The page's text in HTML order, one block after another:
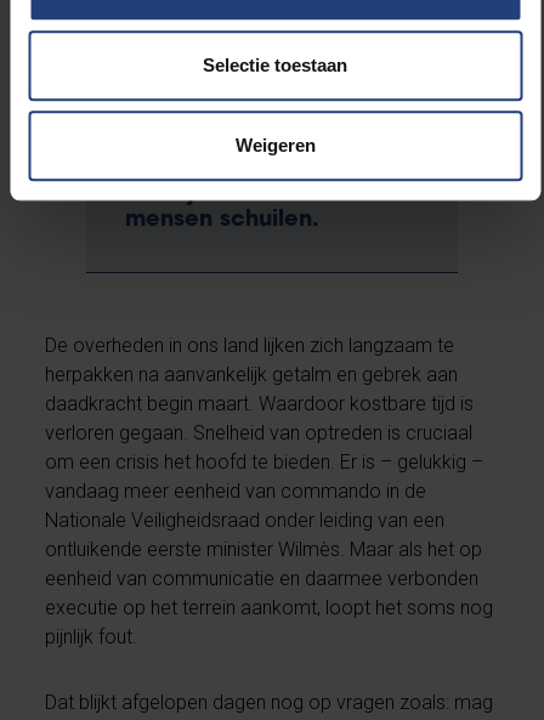
Selectie toestaan
Weigeren
communicatie die beseft
dat achter de dagelijkse
overlijdens ook échte
mensen schuilen.
De overheden in ons land lijken zich langzaam te
herpakken na aanvankelijk getalm en gebrek aan
daadkracht begin maart. Waardoor kostbare tijd is
verloren gegaan. Snelheid van optreden is cruciaal
om een crisis het hoofd te bieden. Er is – gelukkig –
vandaag meer eenheid van commando in de
Nationale Veiligheidsraad onder leiding van een
ontluikende eerste minister Wilmès. Maar als het op
eenheid van communicatie en daarmee verbonden
executie op het terrein aankomt, loopt het soms nog
pijnlijk fout.
Dat blijkt afgelopen dagen nog op vragen zoals: mag